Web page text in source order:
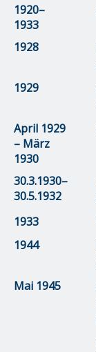
1920–
1933
1928
1929
April 1929
– März
1930
30.3.1930–
30.5.1932
1933
1944
Mai 1945